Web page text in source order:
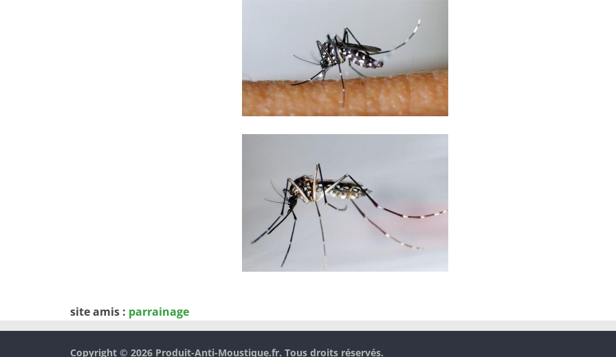
site amis : parrainage
Copyright © 2026 Produit-Anti-Moustique.fr. Tous droits réservés.